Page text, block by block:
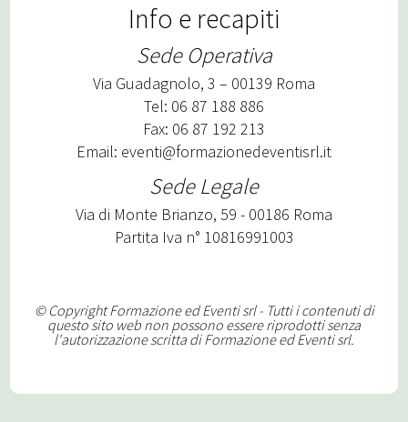
Info e recapiti
Sede Operativa
Via Guadagnolo, 3 – 00139 Roma
Tel: 06 87 188 886
Fax: 06 87 192 213
Email: eventi@formazionedeventisrl.it
Sede Legale
Via di Monte Brianzo, 59 - 00186 Roma
Partita Iva n° 10816991003
© Copyright Formazione ed Eventi srl - Tutti i contenuti di
questo sito web non possono essere riprodotti senza
l'autorizzazione scritta di Formazione ed Eventi srl.